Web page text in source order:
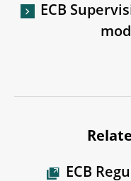
ECB
ECB